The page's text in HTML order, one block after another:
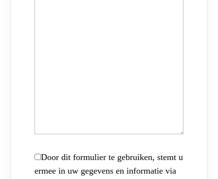
Door dit formulier te gebruiken, stemt u
ermee in uw gegevens en informatie via